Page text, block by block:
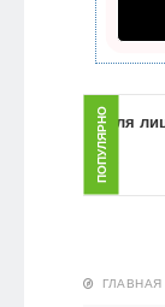
НОВОСТИ
ПОПУЛЯРНО
скраб для лица
ГЛАВНАЯ